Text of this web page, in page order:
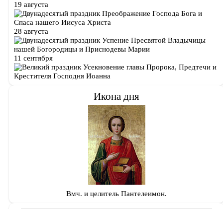
19 августа
Преображение Господа Бога и
Спаса нашего Иисуса Христа
28 августа
Успение Пресвятой Владычицы
нашей Богородицы и Приснодевы Марии
11 сентября
Усекновение главы Пророка, Предтечи и
Крестителя Господня Иоанна
Икона дня
Вмч. и целитель Пантелеимон.